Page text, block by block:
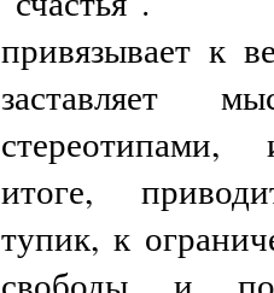
привязывает к
заставляет
итоге,
тупик, к